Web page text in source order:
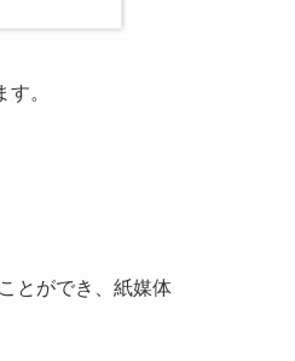
。
とができ、紙媒体